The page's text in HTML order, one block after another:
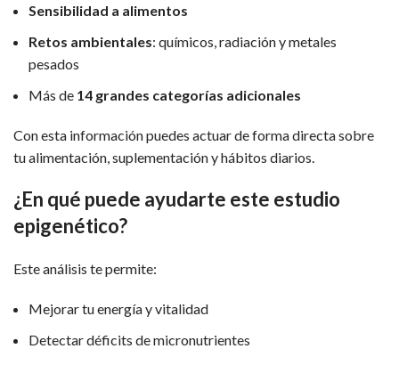
Sensibilidad a alimentos
Retos ambientales: químicos, radiación y metales
pesados
Más de 14 grandes categorías adicionales
Con esta información puedes actuar de forma directa sobre
tu alimentación, suplementación y hábitos diarios.
¿En qué puede ayudarte este estudio
epigenético?
Este análisis te permite:
Mejorar tu energía y vitalidad
Detectar déficits de micronutrientes